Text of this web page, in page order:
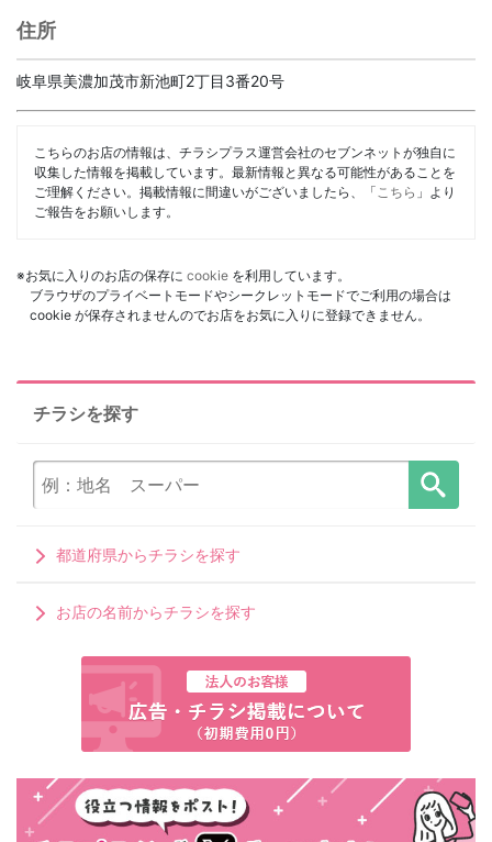
住所
岐阜県美濃加茂市新池町2丁目3番20号
こちらのお店の情報は、チラシプラス運営会社のセブンネットが独自に
収集した情報を掲載しています。最新情報と異なる可能性があることを
ご理解ください。掲載情報に間違いがございましたら、「 こちら 」より
ご報告をお願いします。
※お気に入りのお店の保存に cookie を利用しています。
ブラウザのプライベートモードやシークレットモードでご利用の場合は
cookie が保存されませんのでお店をお気に入りに登録できません。
チラシを探す
都道府県からチラシを探す
お店の名前からチラシを探す